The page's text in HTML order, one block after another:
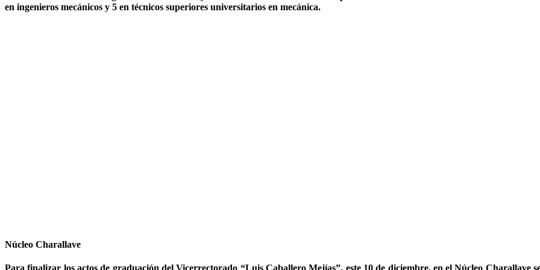
en ingenieros mecánicos y 5 en técnicos superiores universitarios en mecánica.
Núcleo Charallave
Para finalizar los actos de graduación del Vicerrectorado “Luis Caballero Mejías”, este 10 de diciembre, en el Núcleo